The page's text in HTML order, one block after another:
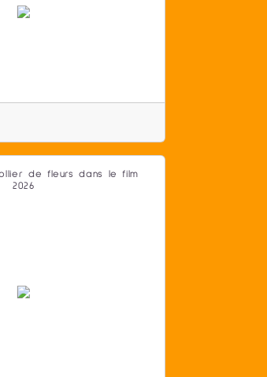
de fleurs dans le film
2026